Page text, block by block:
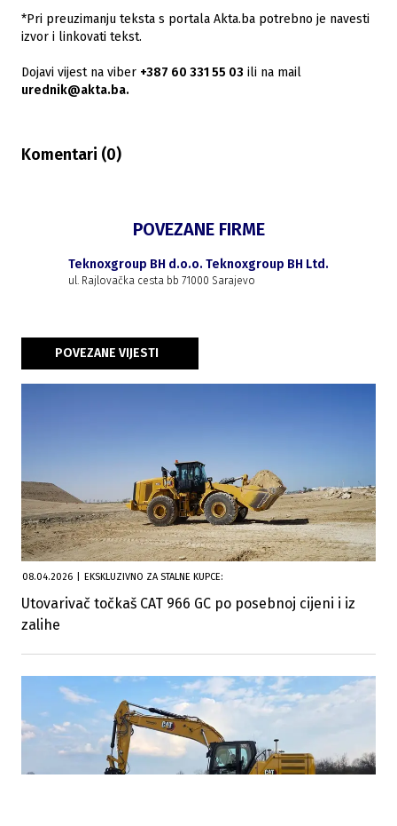
*Pri preuzimanju teksta s portala Akta.ba potrebno je navesti
izvor i linkovati tekst.
Dojavi vijest na viber +387 60 331 55 03 ili na mail
urednik@akta.ba.
Komentari (0)
POVEZANE FIRME
Teknoxgroup BH d.o.o. Teknoxgroup BH Ltd.
ul. Rajlovačka cesta bb 71000 Sarajevo
POVEZANE VIJESTI
08.04.2026 EKSKLUZIVNO ZA STALNE KUPCE:
Utovarivač točkaš CAT 966 GC po posebnoj cijeni i iz
zalihe